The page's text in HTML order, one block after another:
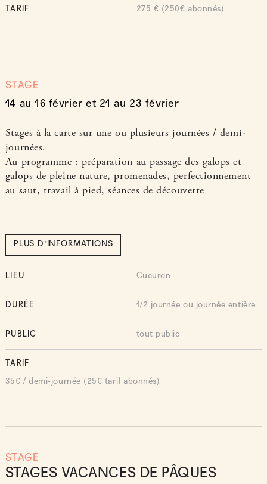
TARIF 275 € (250€ abonnés)
STAGE
14 au 16 février et 21 au 23 février
Stages à la carte sur une ou plusieurs journées / demi-
journées.
Au programme : préparation au passage des galops et
galops de pleine nature, promenades, perfectionnement
au saut, travail à pied, séances de découverte
PLUS D'INFORMATIONS
LIEU Cucuron
DURÉE 1/2 journée ou journée entière
PUBLIC tout public
TARIF
35€ / demi-journée (25€ tarif abonnés)
STAGE
STAGES VACANCES DE PÂQUES